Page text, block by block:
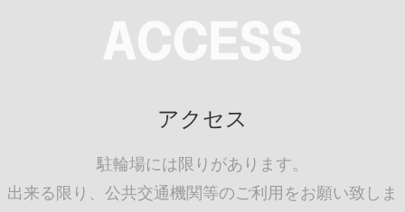
アクセス
駐輪場には限りがあります。
出来る限り、公共交通機関等のご利用をお願い致しま